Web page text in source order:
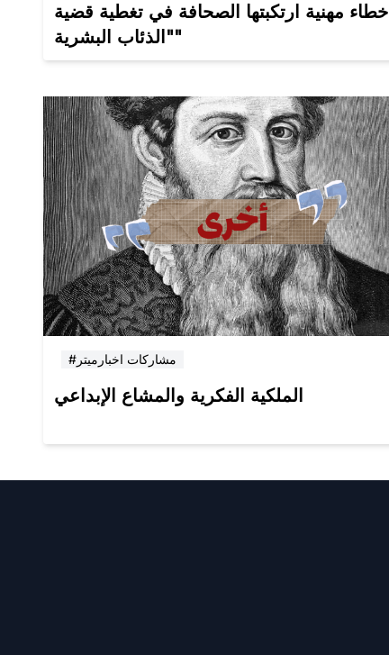
أخطاء مهنية ارتكبتها الصحافة في تغطية قضية
"الذئاب البشرية"
#مشاركات اخبارميتر
الملكية الفكرية والمشاع الإبداعي